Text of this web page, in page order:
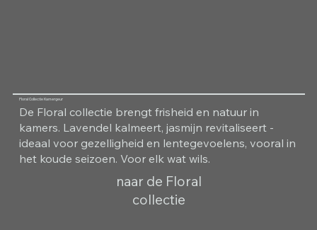
Floral Collectie Kamergeur
De Floral collectie brengt frisheid en natuur in
kamers. Lavendel kalmeert, jasmijn revitaliseert -
ideaal voor gezelligheid en lentegevoelens, vooral in
het koude seizoen. Voor elk wat wils.
naar de Floral
collectie